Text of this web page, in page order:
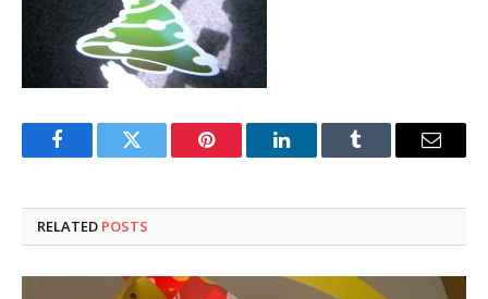
FacebookTwitter Pinterest LinkedInTumblr Email
RELATED POSTS